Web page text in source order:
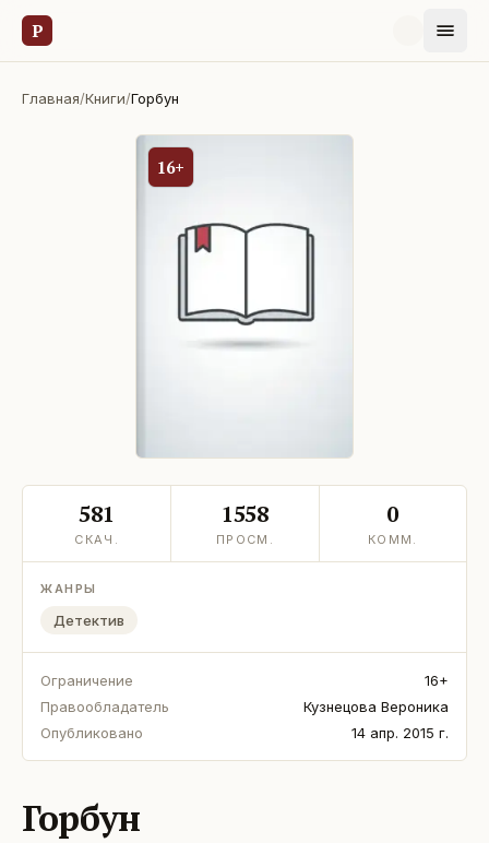
Р
Главная/Книги/Горбун
16+
581
СКАЧ.
1558
ПРОСМ.
0
КОММ.
ЖАНРЫ
Детектив
Ограничение
16+
Правообладатель
Кузнецова Вероника
Опубликовано
14 апр. 2015 г.
Горбун